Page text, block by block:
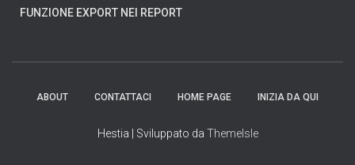
FUNZIONE EXPORT NEI REPORT
ABOUT CONTATTACI HOME PAGE INIZIA DA QUI
Hestia | Sviluppato da ThemeIsle